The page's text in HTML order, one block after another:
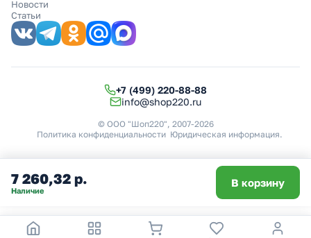
7 260,32 р.
Наличие
В корзину
Новости
Статьи
+7 (499) 220-88-88
info@shop220.ru
© ООО "Шоп220", 2007-2026
Политика конфиденциальности Юридическая информация.